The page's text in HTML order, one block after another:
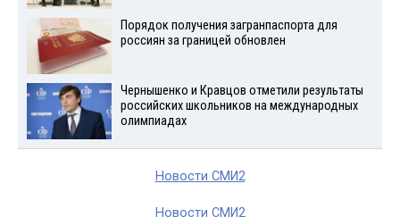
Порядок получения загранпаспорта для
россиян за границей обновлен
Чернышенко и Кравцов отметили результаты
российских школьников на международных
олимпиадах
Новости СМИ2
Новости СМИ2